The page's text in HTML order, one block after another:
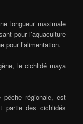
longueur maximale
pour l’aquaculture
pour l’alimentation.
le cichlidé maya
régionale, est
partie des cichlidés